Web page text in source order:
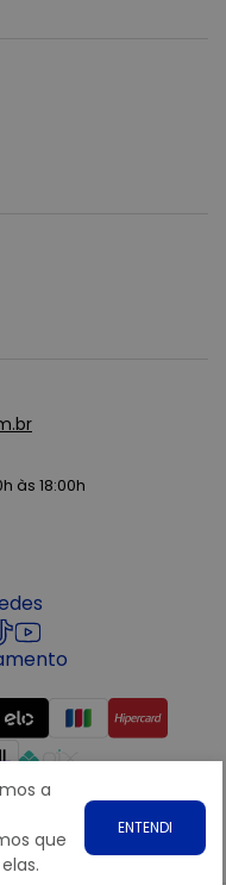
a
que
ENTENDI
às 18:00h